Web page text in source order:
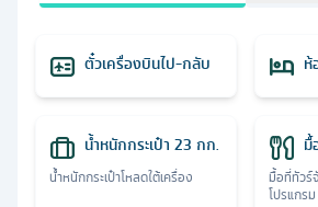
ตั๋วเครื่องบินไป-กลับ
น้ำหนักกระเป๋า 23 กก.
น้ำหนักกระเป๋าโหลดใต้เครื่อง
มื้
มื้อที่ทัวร์
โปรแกรม